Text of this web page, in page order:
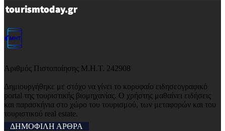
Αριθμός Πιστοποίησης Μ.Η.Τ. 242908
Δημιουργήθηκε με στόχο να γίνει το κορυφαίο ειδησεογραφικό
portal της τουριστικής βιομηχανίας. Ο χρήστης μαθαίνει ειδήσεις
και παρασκήνια στο χώρο του τουρισμού, των μεταφορών και του
τουριστικού real estate.
ΔΗΜΟΦΙΛΗ ΑΡΘΡΑ